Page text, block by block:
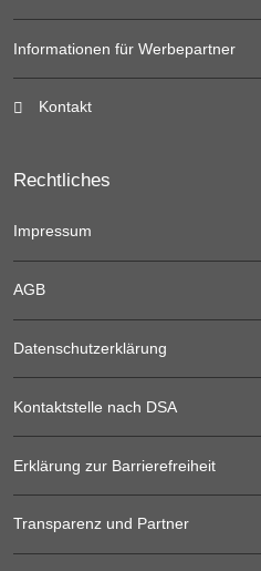
Informationen für Werbepartner
Kontakt
Rechtliches
Impressum
AGB
Datenschutzerklärung
Kontaktstelle nach DSA
Erklärung zur Barrierefreiheit
Transparenz und Partner